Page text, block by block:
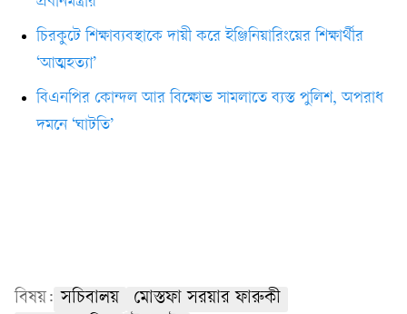
চিরকুটে শিক্ষাব্যবস্থাকে দায়ী করে ইঞ্জিনিয়ারিংয়ের শিক্ষার্থীর
‘আত্মহত্যা’
বিএনপির কোন্দল আর বিক্ষোভ সামলাতে ব্যস্ত পুলিশ, অপরাধ
দমনে ‘ঘাটতি’
বিষয়: সচিবালয়
মোস্তফা সরয়ার ফারুকী